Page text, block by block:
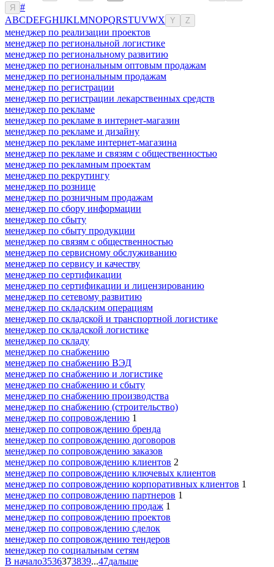
Я
#
ABCDEFGHIJKLMNOPQRSTUVWX Y Z
менеджер по реализации проектов
менеджер по региональной логистике
менеджер по региональному развитию
менеджер по региональным оптовым продажам
менеджер по региональным продажам
менеджер по регистрации
менеджер по регистрации лекарственных средств
менеджер по рекламе
менеджер по рекламе в интернет-магазин
менеджер по рекламе и дизайну
менеджер по рекламе интернет-магазина
менеджер по рекламе и связям с общественностью
менеджер по рекламным проектам
менеджер по рекрутингу
менеджер по рознице
менеджер по розничным продажам
менеджер по сбору информации
менеджер по сбыту
менеджер по сбыту продукции
менеджер по связям с общественностью
менеджер по сервисному обслуживанию
менеджер по сервису и качеству
менеджер по сертификации
менеджер по сертификации и лицензированию
менеджер по сетевому развитию
менеджер по складским операциям
менеджер по складской и транспортной логистике
менеджер по складской логистике
менеджер по складу
менеджер по снабжению
менеджер по снабжению ВЭД
менеджер по снабжению и логистике
менеджер по снабжению и сбыту
менеджер по снабжению производства
менеджер по снабжению (строительство)
менеджер по сопровождению 1
менеджер по сопровождению бренда
менеджер по сопровождению договоров
менеджер по сопровождению заказов
менеджер по сопровождению клиентов 2
менеджер по сопровождению ключевых клиентов
менеджер по сопровождению корпоративных клиентов 1
менеджер по сопровождению партнеров 1
менеджер по сопровождению продаж 1
менеджер по сопровождению проектов
менеджер по сопровождению сделок
менеджер по сопровождению тендеров
менеджер по социальным сетям
В начало3536373839...47дальше